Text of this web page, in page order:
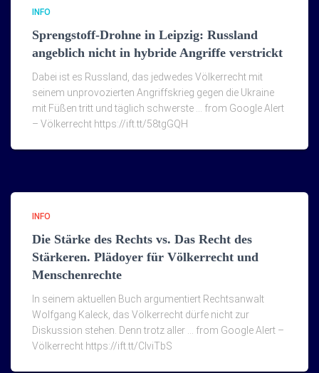
INFO
Sprengstoff-Drohne in Leipzig: Russland
angeblich nicht in hybride Angriffe verstrickt
Dabei ist es Russland, das jedwedes Völkerrecht mit
seinem unprovozierten Angriffskrieg gegen die Ukraine
mit Füßen tritt und täglich schwerste … from Google Alert
– Völkerrecht https://ift.tt/58tgGQH
INFO
Die Stärke des Rechts vs. Das Recht des
Stärkeren. Plädoyer für Völkerrecht und
Menschenrechte
In seinem aktuellen Buch argumentiert Rechtsanwalt
Wolfgang Kaleck, das Völkerrecht dürfe nicht zur
Diskussion stehen. Denn trotz aller … from Google Alert –
Völkerrecht https://ift.tt/ClviTbS